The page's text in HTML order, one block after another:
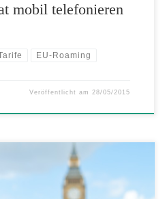
mobil telefonieren
EU-Roaming
Veröffentlicht am28/05/2015